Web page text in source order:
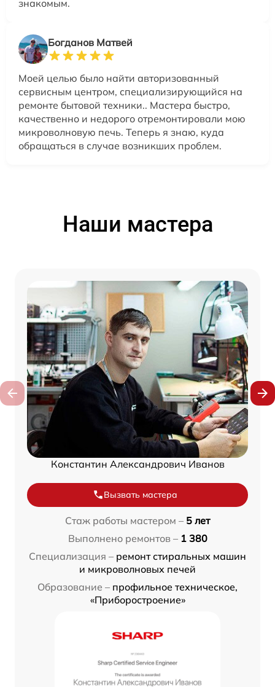
знакомым.
Богданов Матвей
Моей целью было найти авторизованный
сервисным центром, специализирующийся на
ремонте бытовой техники.. Мастера быстро,
качественно и недорого отремонтировали мою
микроволновую печь. Теперь я знаю, куда
обращаться в случае возникших проблем.
Наши мастера
Константин Александрович Иванов
Вызвать мастера
Стаж работы мастером – 5 лет
Выполнено ремонтов – 1 380
Специализация – ремонт стиральных машин
и микроволновых печей
Образование – профильное техническое,
«Приборостроение»